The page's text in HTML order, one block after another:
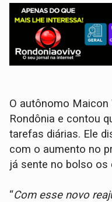
O autônomo Maicon
Rondônia e contou
tarefas diárias. Ele
com o aumento no
já sente no bolso os
“Com esse novo